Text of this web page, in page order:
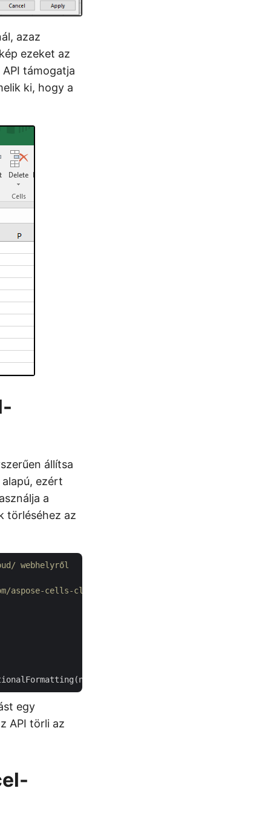
azaz
ezeket az
támogatja
ki, hogy a
állítsa
ezért
a
törléséhez az
webhelyről
cells-cloud/aspose-cells-cloud-dotnet oldalra.
egy
API törli az